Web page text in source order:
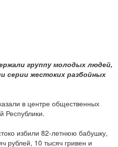
группу молодых людей,
серии жестоких разбойных
в центре общественных
Республики.
избили 82-летнюю бабушку,
рублей, 10 тысяч гривен и